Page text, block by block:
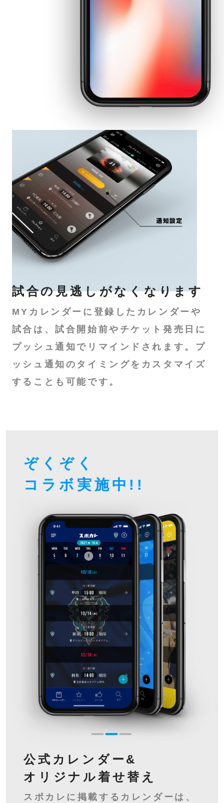
試合の見逃しがなくなります
MYカレンダーに登録したカレンダーや
試合は、試合開始前やチケット発売日に
プッシュ通知でリマインドされます。プ
ッシュ通知のタイミングをカスタマイズ
することも可能です。
ぞくぞく
コラボ 実施中!!
公式カレンダー&
オリジナル着せ替え
スポカレに掲載するカレンダーは、